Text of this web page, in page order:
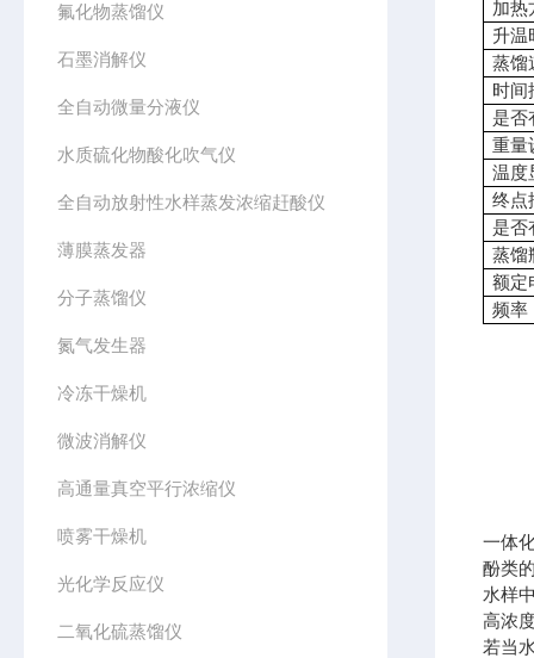
氟化物蒸馏仪
石墨消解仪
全自动微量分液仪
水质硫化物酸化吹气仪
全自动放射性水样蒸发浓缩赶酸仪
薄膜蒸发器
分子蒸馏仪
氮气发生器
冷冻干燥机
微波消解仪
高通量真空平行浓缩仪
喷雾干燥机
光化学反应仪
二氧化硫蒸馏仪
加热
升温
蒸馏
时间
是否
重量
温度
终点
是否
蒸馏
额定
频率
一体
酚类
水样
高浓
若当